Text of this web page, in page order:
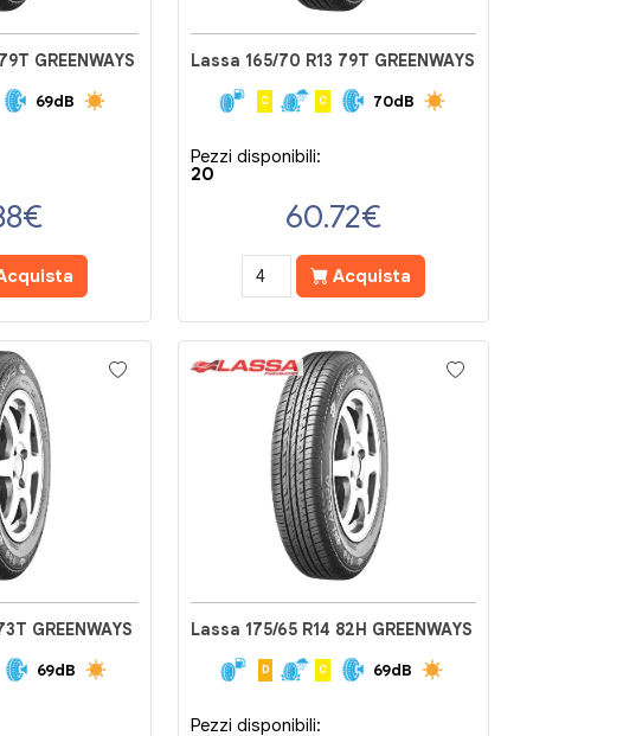
GREENWAYS
69dB
€
Lassa 165/70 R13 79T GREENWAYS
C C 70dB
Pezzi disponibili:
20
60.72€
Acquista
GREENWAYS
69dB
Lassa 175/65 R14 82H GREENWAYS
D C 69dB
Pezzi disponibili: